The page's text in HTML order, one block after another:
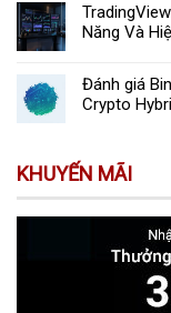
Năng Và
Đánh giá
Crypto
KHUYẾN MÃI